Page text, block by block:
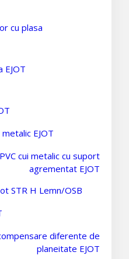
cu plasa
EJOT
EJOT
cui metalic cu suport
agrementat EJOT
STR H Lemn/OSB
diferente de
planeitate EJOT